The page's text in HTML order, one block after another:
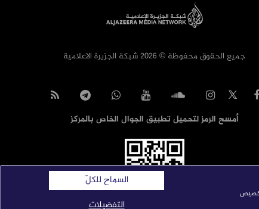
جميع الحقوق محفوظة © 2026 شبكة الجزيرة الاعلامية
أمسح الرمز لتحميل تطبيق الجوال الخاص بالمركز
تخصيص
التفضيلات
السماح للكلّ